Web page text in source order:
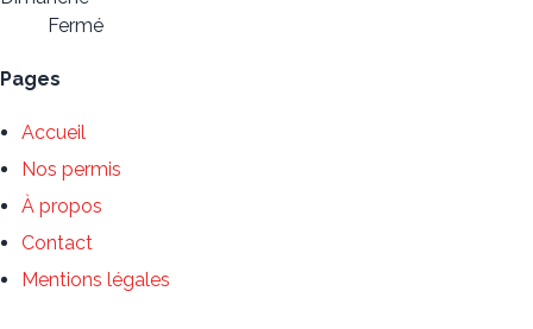
Fermé
Pages
Accueil
Nos permis
À propos
Contact
Mentions légales